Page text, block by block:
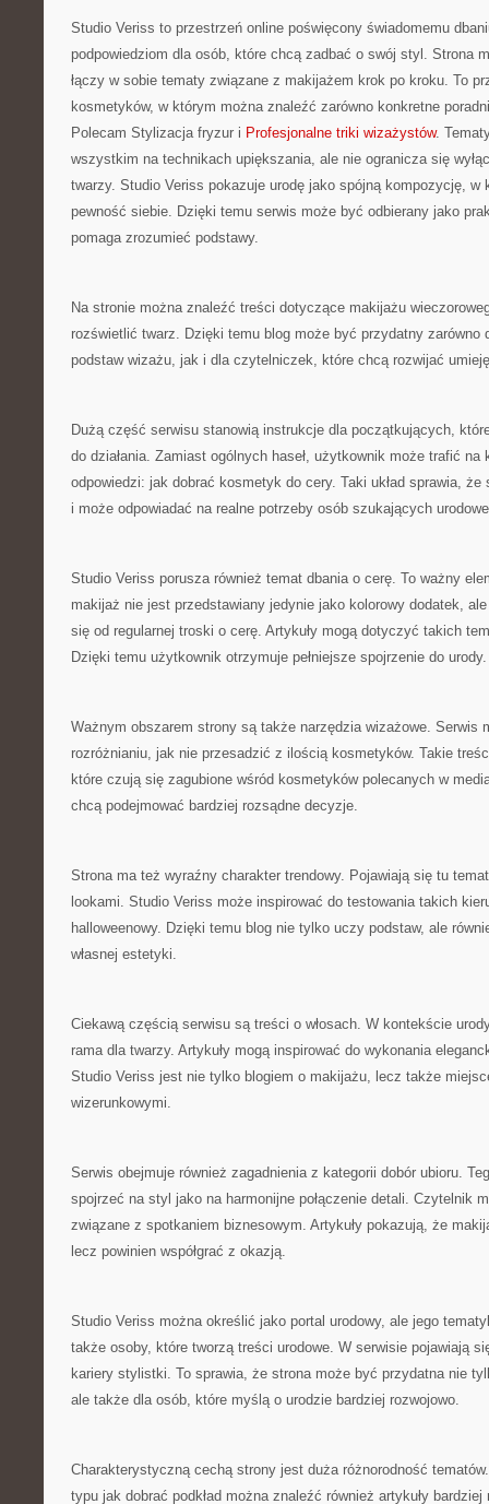
Studio Veriss to przestrzeń online poświęcony świadomemu
podpowiedziom dla osób, które chcą zadbać o swój styl. Strona
łączy w sobie tematy związane z makijażem krok po kroku. To
kosmetyków, w którym można znaleźć zarówno konkretne
Polecam Stylizacja fryzur i Profesjonalne triki wizażystów.
wszystkim na technikach upiększania, ale nie ogranicza się
twarzy. Studio Veriss pokazuje urodę jako spójną kompozycję, w
pewność siebie. Dzięki temu serwis może być odbierany jako
pomaga zrozumieć podstawy.
Na stronie można znaleźć treści dotyczące makijażu
rozświetlić twarz. Dzięki temu blog może być przydatny zarówno
podstaw wizażu, jak i dla czytelniczek, które chcą rozwijać
Dużą część serwisu stanowią instrukcje dla początkujących,
do działania. Zamiast ogólnych haseł, użytkownik może trafić na
odpowiedzi: jak dobrać kosmetyk do cery. Taki układ sprawia,
i może odpowiadać na realne potrzeby osób szukających
Studio Veriss porusza również temat dbania o cerę. To ważny
makijaż nie jest przedstawiany jedynie jako kolorowy dodatek,
się od regularnej troski o cerę. Artykuły mogą dotyczyć takich
Dzięki temu użytkownik otrzymuje pełniejsze spojrzenie do urody.
Ważnym obszarem strony są także narzędzia wizażowe. Serwis
rozróżnianiu, jak nie przesadzić z ilością kosmetyków. Takie
które czują się zagubione wśród kosmetyków polecanych w
chcą podejmować bardziej rozsądne decyzje.
Strona ma też wyraźny charakter trendowy. Pojawiają się tu
lookami. Studio Veriss może inspirować do testowania takich
halloweenowy. Dzięki temu blog nie tylko uczy podstaw, ale
własnej estetyki.
Ciekawą częścią serwisu są treści o włosach. W kontekście
rama dla twarzy. Artykuły mogą inspirować do wykonania
Studio Veriss jest nie tylko blogiem o makijażu, lecz także
wizerunkowymi.
Serwis obejmuje również zagadnienia z kategorii dobór ubioru.
spojrzeć na styl jako na harmonijne połączenie detali. Czytelnik
związane z spotkaniem biznesowym. Artykuły pokazują, że
lecz powinien współgrać z okazją.
Studio Veriss można określić jako portal urodowy, ale jego
także osoby, które tworzą treści urodowe. W serwisie pojawiają
kariery stylistki. To sprawia, że strona może być przydatna nie
ale także dla osób, które myślą o urodzie bardziej rozwojowo.
Charakterystyczną cechą strony jest duża różnorodność
typu jak dobrać podkład można znaleźć również artykuły bardziej